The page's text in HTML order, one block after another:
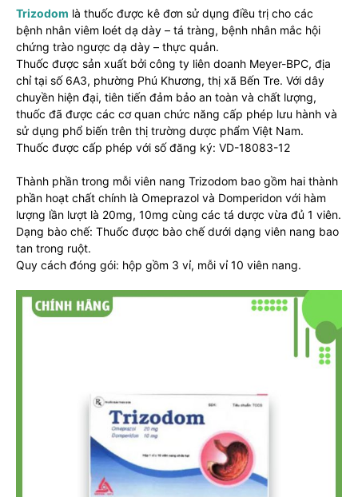
Trizodom là thuốc được kê đơn sử dụng điều trị cho các
bệnh nhân viêm loét dạ dày – tá tràng, bệnh nhân mắc hội
chứng trào ngược dạ dày – thực quản.
Thuốc được sản xuất bởi công ty liên doanh Meyer-BPC, địa
chỉ tại số 6A3, phường Phú Khương, thị xã Bến Tre. Với dây
chuyền hiện đại, tiên tiến đảm bảo an toàn và chất lượng,
thuốc đã được các cơ quan chức năng cấp phép lưu hành và
sử dụng phổ biến trên thị trường dược phẩm Việt Nam.
Thuốc được cấp phép với số đăng ký: VD-18083-12
Thành phần trong mỗi viên nang Trizodom bao gồm hai thành
phần hoạt chất chính là Omeprazol và Domperidon với hàm
lượng lần lượt là 20mg, 10mg cùng các tá dược vừa đủ 1 viên.
Dạng bào chế: Thuốc được bào chế dưới dạng viên nang bao
tan trong ruột.
Quy cách đóng gói: hộp gồm 3 vỉ, mỗi vỉ 10 viên nang.